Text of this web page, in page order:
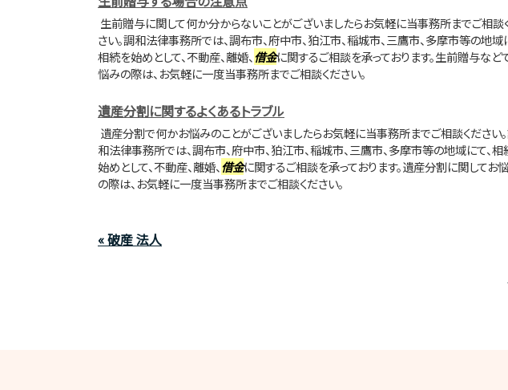
生前贈与に関して何か分からないことがございましたらお気軽に当事務所までご相談
さい。調和法律事務所では、調布市、府中市、狛江市、稲城市、三鷹市、多摩市等の地域
相続を始めとして、不動産、離婚、借金に関するご相談を承っております。生前贈与など
悩みの際は、お気軽に一度当事務所までご相談ください。
遺産分割に関するよくあるトラブル
遺産分割で何かお悩みのことがございましたらお気軽に当事務所までご相談ください
和法律事務所では、調布市、府中市、狛江市、稲城市、三鷹市、多摩市等の地域にて、相
始めとして、不動産、離婚、借金に関するご相談を承っております。遺産分割に関してお
の際は、お気軽に一度当事務所までご相談ください。
« 破産 法人